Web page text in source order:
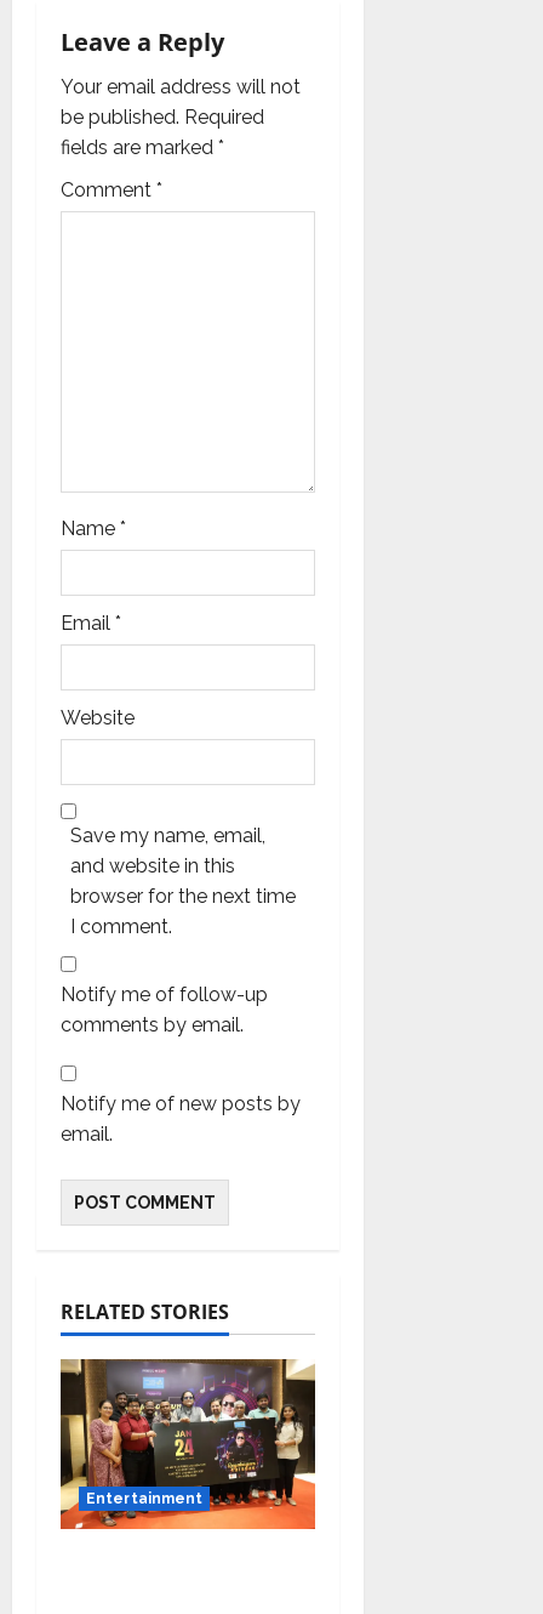
v
i
g
a
Leave a Reply
Your email address will not
be published. Required
fields are marked *
Comment *
Name *
Email *
Website
Save my name, email,
and website in this
browser for the next time
I comment.
Notify me of follow-up
comments by email.
Notify me of new posts by
email.
RELATED STORIES
Entertainment